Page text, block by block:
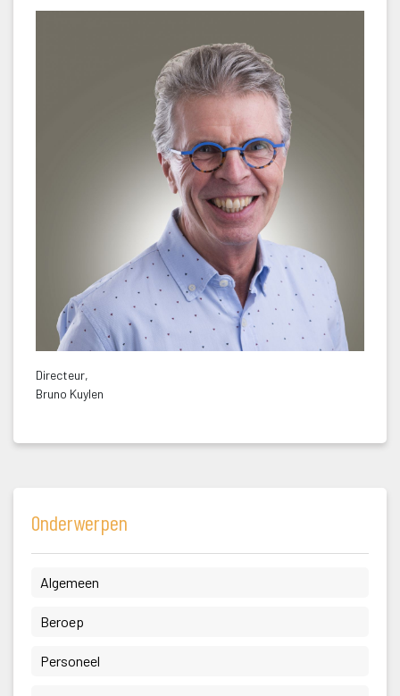
Directeur,
Bruno Kuylen
Onderwerpen
Algemeen
Beroep
Personeel